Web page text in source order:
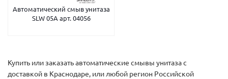
Автоматический смыв унитаза
SLW 05A арт. 04056
Купить или заказать автоматические смывы унитаза с
доставкой в Краснодаре, или любой регион Российской